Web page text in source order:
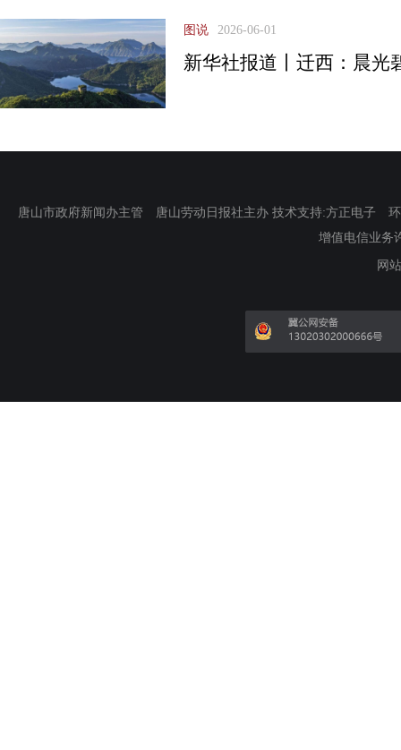
图说 2026-06-01
新华社报道丨迁西：晨光
唐山市政府新闻办主管 唐山劳动日报社主办 技术支持:方正电子
增值电信业务
网